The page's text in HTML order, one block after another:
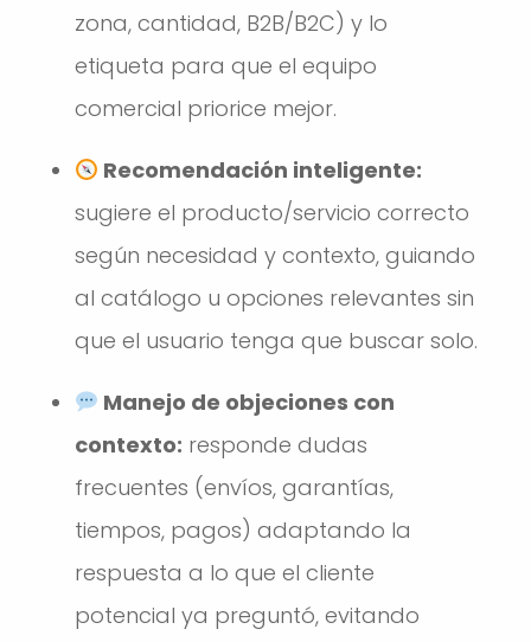
zona, cantidad, B2B/B2C) y lo
etiqueta para que el equipo
comercial priorice mejor.
Recomendación inteligente:
sugiere el producto/servicio correcto
según necesidad y contexto, guiando
al catálogo u opciones relevantes sin
que el usuario tenga que buscar solo.
Manejo de objeciones con
contexto: responde dudas
frecuentes (envíos, garantías,
tiempos, pagos) adaptando la
respuesta a lo que el cliente
potencial ya preguntó, evitando